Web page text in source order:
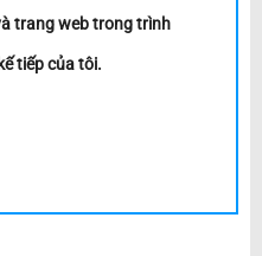
trang web trong trình
tiếp của tôi.